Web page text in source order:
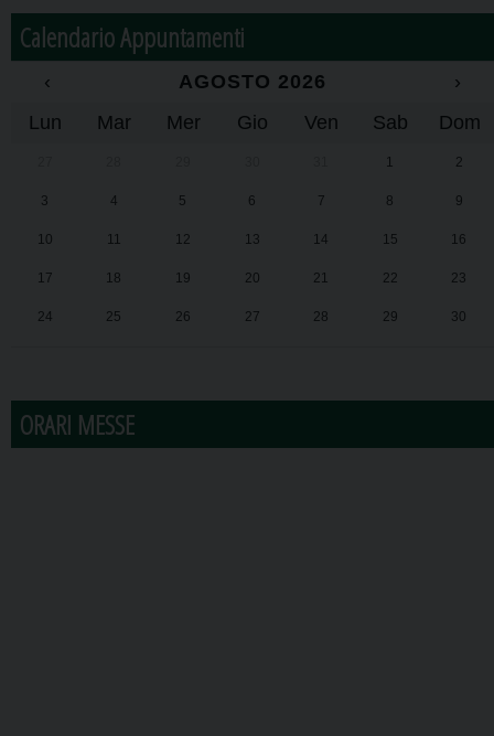
Calendario Appuntamenti
‹ AGOSTO 2026
›
Lun
Mar Mer Gio Ven Sab Dom
1 2
3 4 5 6 7 8 9
10 11 12 13 14 15 16
17 18 19 20 21 22 23
24 25 26 27 28 29 30
ORARI MESSE